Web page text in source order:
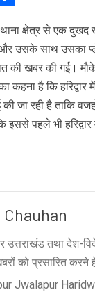
थाना क्षेत्र से एक
उसके साथ उसका
की खबर की गई।
है कि
की जा रही है ताकि
पहले भी
उत्तराखंड तथा देश-
को प्रसारित
Jwalapur